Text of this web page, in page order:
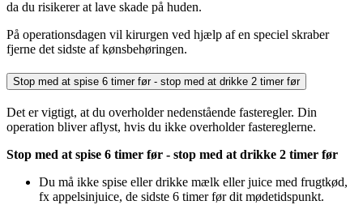
da du risikerer at lave skade på huden.
På operationsdagen vil kirurgen ved hjælp af en speciel skraber
fjerne det sidste af kønsbehøringen.
Stop med at spise 6 timer før - stop med at drikke 2 timer før
Det er vigtigt, at du overholder nedenstående fasteregler. Din
operation bliver aflyst, hvis du ikke overholder fastereglerne.
Stop med at spise 6 timer før - stop med at drikke 2 timer før
Du må ikke spise eller drikke mælk eller juice med frugtkød,
fx appelsinjuice, de sidste 6 timer før dit mødetidspunkt.